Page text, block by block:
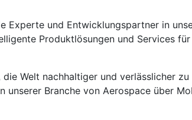
und Entwicklungspartner in
Produktlösungen und Services
Welt nachhaltiger und verlässlicher
unserer Branche von Aerospace über